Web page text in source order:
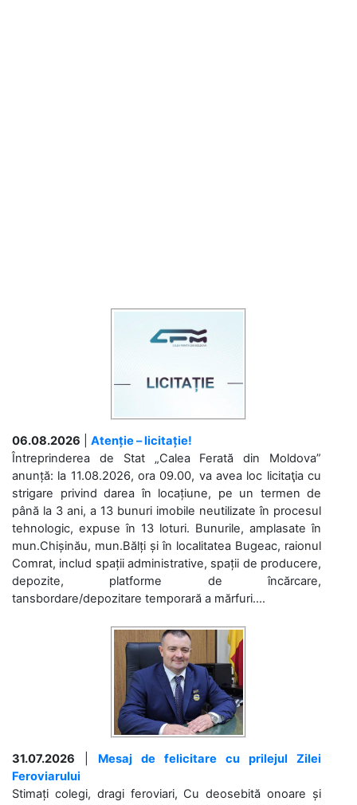
06.08.2026
Atenție – licitație!
Întreprinderea de Stat „Calea Ferată din Moldova”
anunță: la 11.08.2026, ora 09.00, va avea loc licitaţia cu
strigare privind darea în locațiune, pe un termen de
până la 3 ani, a 13 bunuri imobile neutilizate în procesul
tehnologic, expuse în 13 loturi. Bunurile, amplasate în
mun.Chișinău, mun.Bălți și în localitatea Bugeac, raionul
Comrat, includ spații administrative, spații de producere,
depozite, platforme de încărcare,
tansbordare/depozitare temporară a mărfuri....
31.07.2026
Mesaj de felicitare cu prilejul Zilei
Feroviarului
Stimați colegi, dragi feroviari, Cu deosebită onoare și